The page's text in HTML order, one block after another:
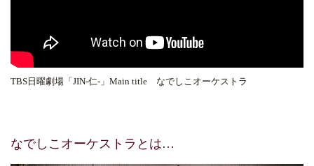
TBS日曜劇場「JIN-仁-」Main title なでしこオーケストラ
なでしこオーケストラとは…